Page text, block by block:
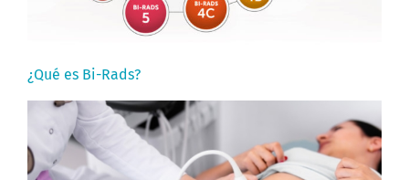
¿Qué es Bi-Rads?